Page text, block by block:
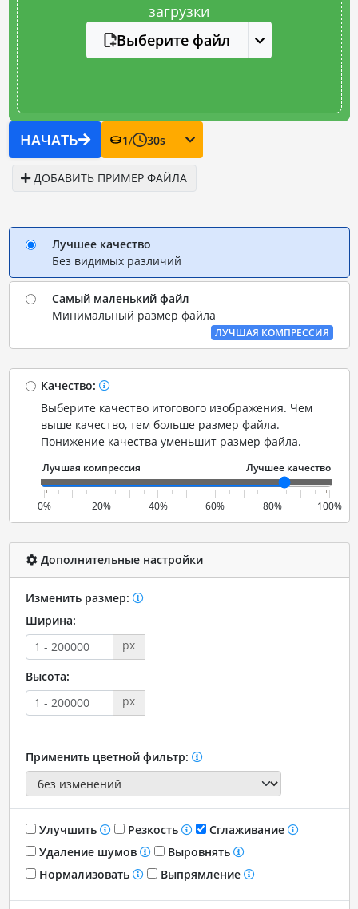
загрузки
Выберите файл
НАЧАТЬ 1/ 30s
ДОБАВИТЬ ПРИМЕР ФАЙЛА
Лучшее качество
Без видимых различий
Самый маленький файл
Минимальный размер файла
ЛУЧШАЯ КОМПРЕССИЯ
Качество:
Выберите качество итогового изображения. Чем
выше качество, тем больше размер файла.
Понижение качества уменьшит размер файла.
0% 20% 40% 60% 80% 100%
Дополнительные настройки
Изменить размер:
Ширина:
px
Высота:
px
Применить цветной фильтр:
Улучшить Резкость
Сглаживание
Удаление шумов
Выровнять
Нормализовать
Выпрямление